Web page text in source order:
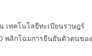
เทคโนโลยีทะเบียนราษฎร์
พลิกโฉมการยืนยันตัวตนของ